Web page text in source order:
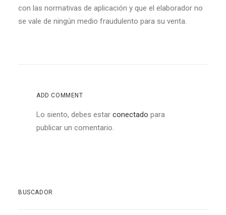
con las normativas de aplicación y que el elaborador no
se vale de ningún medio fraudulento para su venta.
ADD COMMENT
Lo siento, debes estar conectado para
publicar un comentario.
BUSCADOR